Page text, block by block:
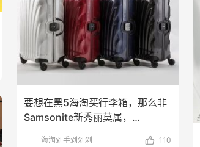
要想在黑5海淘买行李箱，那么非
Samsonite新秀丽莫属，
海淘剁手剁剁剁 110